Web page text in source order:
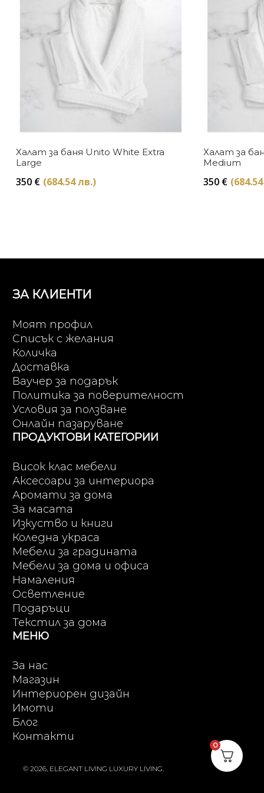
Халат за баня Unito White Extra
Large
350 € (684.54 лв.)
Халат за
Medium
350 €
ЗА КЛИЕНТИ
Моят профил
Списък с желания
Количка
Доставка
Ваучер за подарък
Политика за поверителност
Условия за ползване
Онлайн пазаруване
ПРОДУКТОВИ КАТЕГОРИИ
Висок клас мебели
Аксесоари за интериора
Аромати за дома
За масата
Изкуство и книги
Коледна украса
Мебели за градината
Мебели за дома и офиса
Намаления
Осветление
Подаръци
Текстил за дома
МЕНЮ
За нас
Магазин
Интериорен дизайн
Имоти
Блог
Контакти
© 2026, ELEGANT LIVING LUXURY LIVING.
0